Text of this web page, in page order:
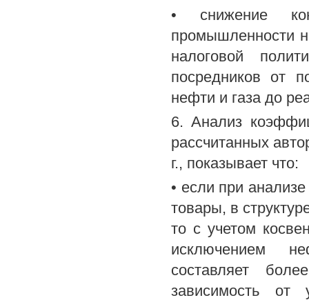
• снижение
промышленности
налоговой
посредников от
нефти и газа до
6. Анализ
рассчитанных
г., показывает что:
• если при
товары, в
то с учетом
исключением
составляет
зависимость от